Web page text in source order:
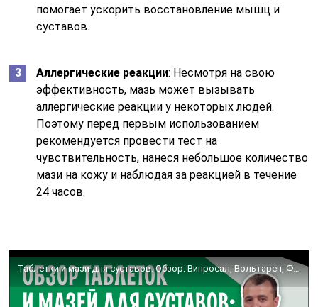
помогает ускорить восстановление мышц и
суставов.
Аллергические реакции: Несмотря на свою
эффективность, мазь может вызывать
аллергические реакции у некоторых людей.
Поэтому перед первым использованием
рекомендуется провести тест на
чувствительность, нанеся небольшое количество
мази на кожу и наблюдая за реакцией в течение
24 часов.